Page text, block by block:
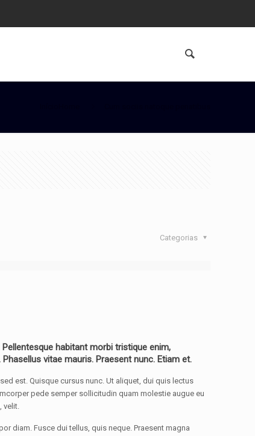
Categorias
habitant morbi tristique enim,
vitae mauris. Praesent nunc. Etiam et.
est. Quisque cursus nunc. Ut aliquet, dui quis lectus
pede semper sollicitudin quam molestie augue eu
velit.
diam. Fusce dui tellus, quis neque. Praesent magna